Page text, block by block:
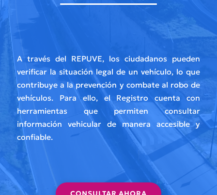
A través del REPUVE, los ciudadanos pueden
verificar la situación legal de un vehículo, lo que
contribuye a la prevención y combate al robo de
vehículos. Para ello, el Registro cuenta con
herramientas que permiten consultar
información vehicular de manera accesible y
confiable.